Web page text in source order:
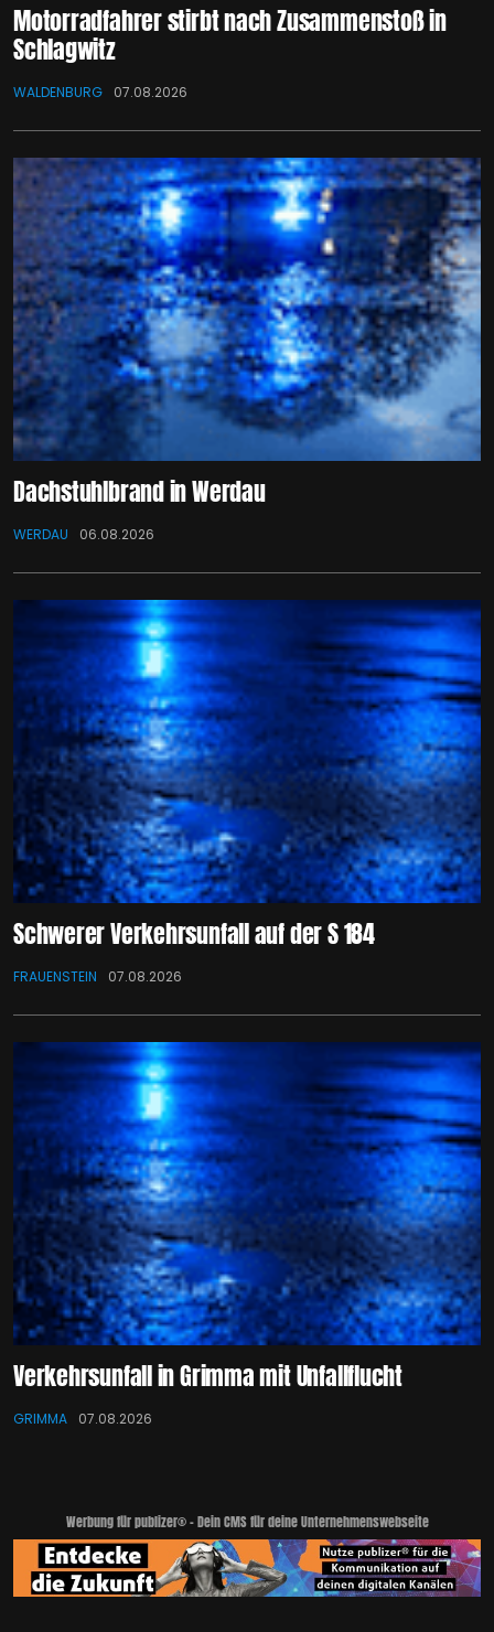
Motorradfahrer stirbt nach Zusammenstoß in
Schlagwitz
WALDENBURG 07.08.2026
Dachstuhlbrand in Werdau
WERDAU 06.08.2026
Schwerer Verkehrsunfall auf der S 184
FRAUENSTEIN 07.08.2026
Verkehrsunfall in Grimma mit Unfallflucht
GRIMMA 07.08.2026
Werbung für publizer® - Dein CMS für deine Unternehmenswebseite